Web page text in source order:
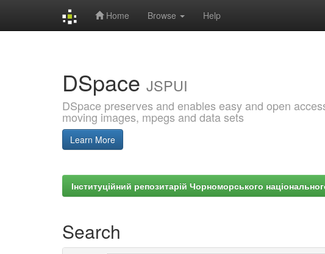
Home Browse Help
DSpace JSPUI
DSpace preserves and enables easy and open
moving images, mpegs and data sets
Learn More
Інституційний репозитарій Чорноморського
Search